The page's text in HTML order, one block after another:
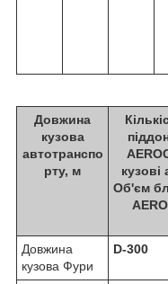
Довжина
кузова
автотранспо
рту, м
кузові
Об'єм
Довжина
кузова Фури
D-300